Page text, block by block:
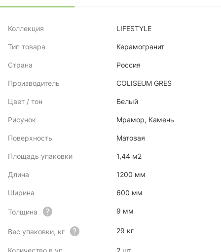
Коллекция LIFESTYLE
Тип товара Керамогранит
Страна Россия
Производитель COLISEUM GRES
Цвет / тон Белый
Рисунок Мрамор, Камень
Поверхность Матовая
Площадь упаковки 1,44 м2
Длина 1200 мм
Ширина 600 мм
Толщина 9 мм
Вес упаковки, кг 29 кг
Количество в уп. 2 шт.